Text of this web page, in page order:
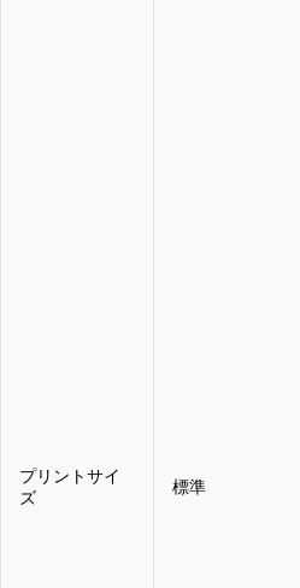
プリントサイ
ズ
標準